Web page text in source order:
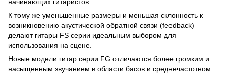
К тому же уменьшенные размеры и меньшая склонность к
возникновению акустической обратной связи (feedback)
делают гитары FS серии идеальным выбором для
использования на сцене.
Новые модели гитар серии FG отличаются более громким и
насыщенным звучанием в области басов и среднечастотном